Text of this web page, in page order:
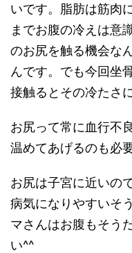
いです。脂肪は筋肉
までお腹の冷えは意
のお尻を触る機会な
んです。でも今回坐
接触るとその冷たさ
お尻って常に血行不
温めてあげるのも必
お尻は子宮に近いの
病気になりやすいそ
マさんはお腹もそう
い^^